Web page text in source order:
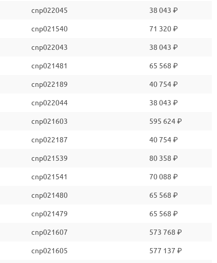
cnp022045 38 043 ₽
cnp021540 71 320 ₽
cnp022043 38 043 ₽
cnp021481 65 568 ₽
cnp022189 40 754 ₽
cnp022044 38 043 ₽
cnp021603 595 624 ₽
cnp022187 40 754 ₽
cnp021539 80 358 ₽
cnp021541 70 088 ₽
cnp021480 65 568 ₽
cnp021479 65 568 ₽
cnp021607 573 768 ₽
cnp021605 577 137 ₽